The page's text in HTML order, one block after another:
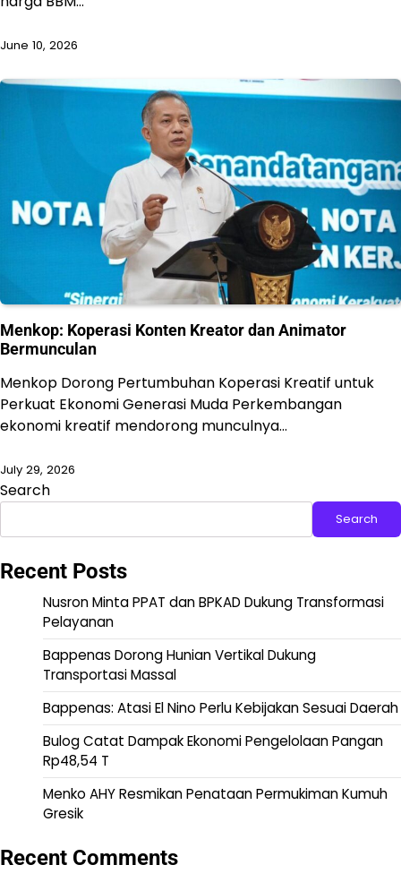
June 10, 2026
Menkop: Koperasi Konten Kreator dan Animator
Bermunculan
Menkop Dorong Pertumbuhan Koperasi Kreatif untuk
Perkuat Ekonomi Generasi Muda Perkembangan
ekonomi kreatif mendorong munculnya…
July 29, 2026
Search
Search
Recent Posts
Nusron Minta PPAT dan BPKAD Dukung Transformasi
Pelayanan
Bappenas Dorong Hunian Vertikal Dukung
Transportasi Massal
Bappenas: Atasi El Nino Perlu Kebijakan Sesuai Daerah
Bulog Catat Dampak Ekonomi Pengelolaan Pangan
Rp48,54 T
Menko AHY Resmikan Penataan Permukiman Kumuh
Gresik
Recent Comments